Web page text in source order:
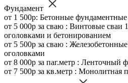
Фундамент
от 1 500р: Бетонные
от 5 000р за сваю : Винтовые сваи
оголовками и бетонированием
от 5 500р за сваю :
оголовками
от 8 000р за паг.метр : Ленточный
от 7 500р за кв.метр : Монолитная